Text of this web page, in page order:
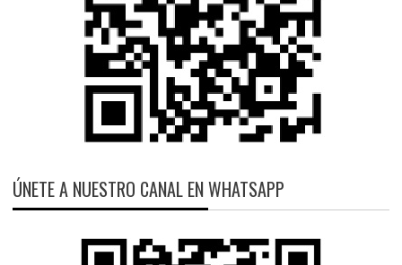
ÚNETE A NUESTRO CANAL EN WHATSAPP